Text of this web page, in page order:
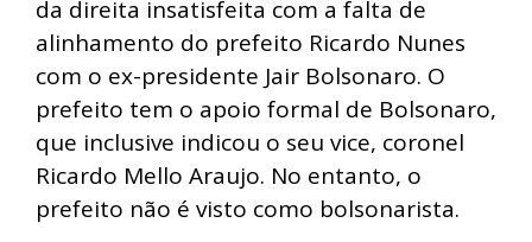
da direita insatisfeita com a falta de
alinhamento do prefeito Ricardo Nunes
com o ex-presidente Jair Bolsonaro. O
prefeito tem o apoio formal de Bolsonaro,
que inclusive indicou o seu vice, coronel
Ricardo Mello Araujo. No entanto, o
prefeito não é visto como bolsonarista.